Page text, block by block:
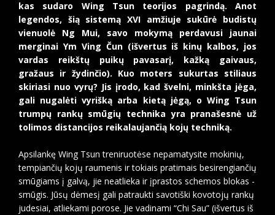
kas sudaro Wing Tsun teorijos pagrindą. Anot
legendos, šią sistemą XVI amžiuje sukūrė budistų
vienuolė Ng Mui, savo mokymą perdavusi jaunai
merginai Ym Ving Čun (išvertus iš kinų kalbos, jos
vardas reikštų puikų pavasarį, kažką gaivaus,
gražaus ir žydinčio). Kuo moters sukurtas stiliaus
skiriasi nuo vyrų? Jis įrodo, kad švelni, minkšta jėga,
gali nugalėti vyrišką arba kietą jėgą, o Wing Tsun
trumpų rankų smūgių technika yra pranašesnė už
tolimos distancijos reikalaujančią kojų techniką.
Apsilankę Wing Tsun treniruotėse nepamatysite mokinių,
tempiančių kojų raumenis ir tokiais pratimais besirengiančių
smūgiams į galvą, jie neatlieka ir įprastos schemos blokas -
smūgis. Jūsų dėmesį gali patraukti savotiški kovotojų rankų
judesiai, atliekami porose. Jie vadinami “Chi Sau” (išvertus iš